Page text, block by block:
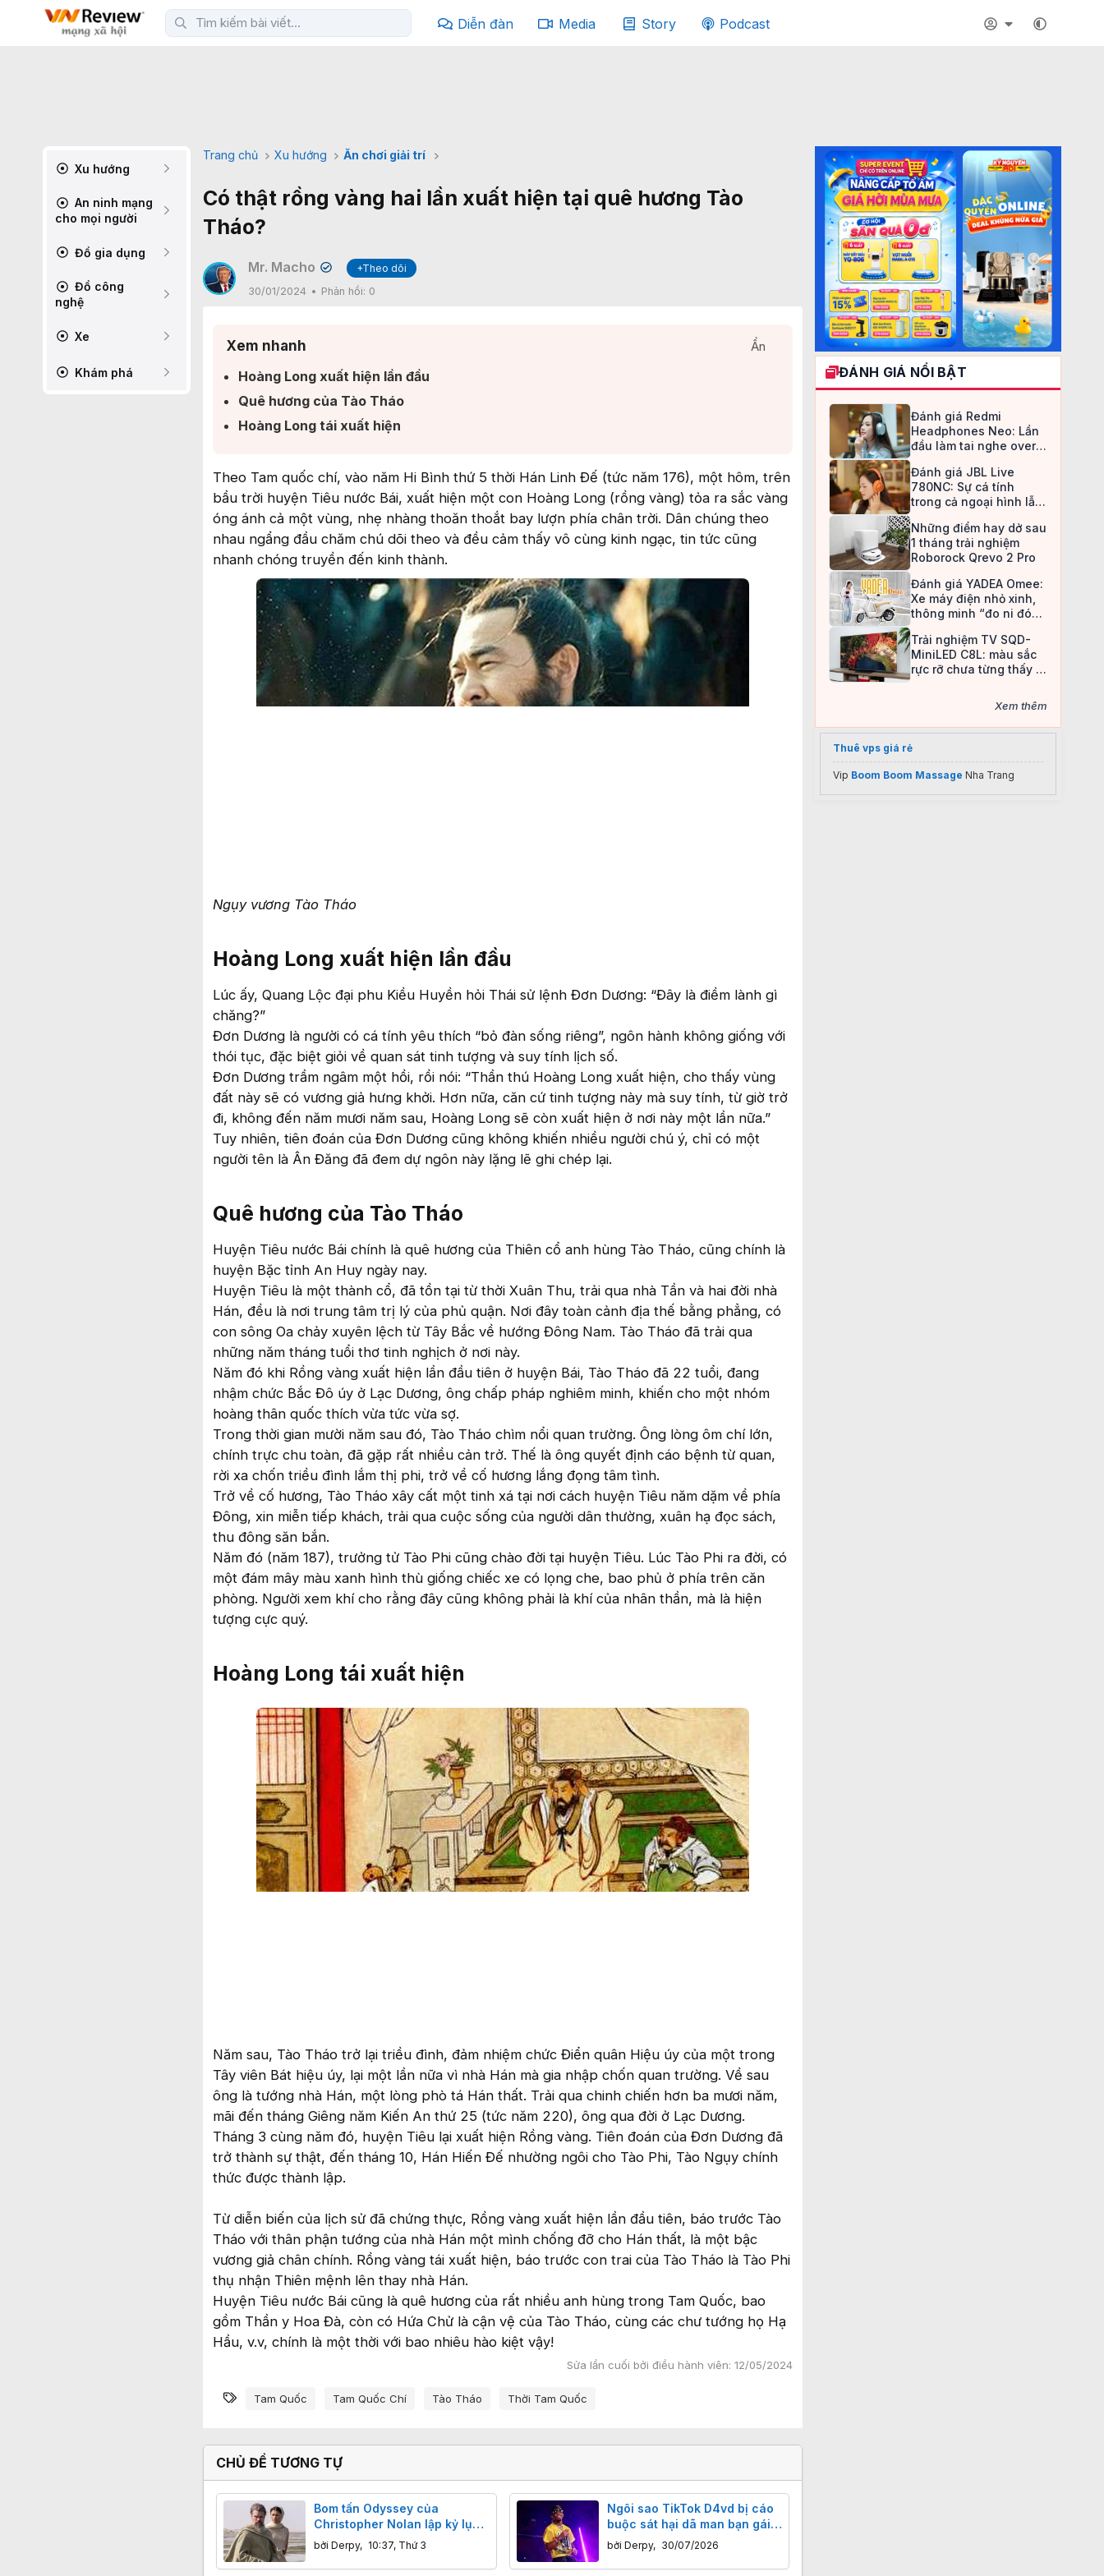
Diễn đàn Media Story Podcast
Xu hướng
An ninh mạng
cho mọi người
Đồ gia dụng
Đồ công
nghệ
Xe
Khám phá
Trang chủ Xu hướng Ăn chơi giải trí
Có thật rồng vàng hai lần xuất hiện tại quê hương Tào
Tháo?
Mr. Macho ✔
+Theo dõi
30/01/2024
Phản hồi: 0
Xem nhanh Ẩn
Hoàng Long xuất hiện lần đầu​
Quê hương của Tào Tháo​
Hoàng Long tái xuất hiện​
Theo Tam quốc chí, vào năm Hi Bình thứ 5 thời Hán Linh Đế (tức năm 176), một hôm, trên
bầu trời huyện Tiêu nước Bái, xuất hiện một con Hoàng Long (rồng vàng) tỏa ra sắc vàng
óng ánh cả một vùng, nhẹ nhàng thoăn thoắt bay lượn phía chân trời. Dân chúng theo
nhau ngẩng đầu chăm chú dõi theo và đều cảm thấy vô cùng kinh ngạc, tin tức cũng
nhanh chóng truyền đến kinh thành.
Ngụy vương Tào Tháo
Hoàng Long xuất hiện lần đầu
Lúc ấy, Quang Lộc đại phu Kiều Huyền hỏi Thái sử lệnh Đơn Dương: “Đây là điềm lành gì
chăng?”
Đơn Dương là người có cá tính yêu thích “bỏ đàn sống riêng”, ngôn hành không giống với
thói tục, đặc biệt giỏi về quan sát tinh tượng và suy tính lịch số.
Đơn Dương trầm ngâm một hồi, rồi nói: “Thần thú Hoàng Long xuất hiện, cho thấy vùng
đất này sẽ có vương giả hưng khởi. Hơn nữa, căn cứ tinh tượng này mà suy tính, từ giờ trở
đi, không đến năm mươi năm sau, Hoàng Long sẽ còn xuất hiện ở nơi này một lần nữa.”
Tuy nhiên, tiên đoán của Đơn Dương cũng không khiến nhiều người chú ý, chỉ có một
người tên là Ân Đăng đã đem dự ngôn này lặng lẽ ghi chép lại.
Quê hương của Tào Tháo
Huyện Tiêu nước Bái chính là quê hương của Thiên cổ anh hùng Tào Tháo, cũng chính là
huyện Bặc tỉnh An Huy ngày nay.
Huyện Tiêu là một thành cổ, đã tồn tại từ thời Xuân Thu, trải qua nhà Tần và hai đời nhà
Hán, đều là nơi trung tâm trị lý của phủ quận. Nơi đây toàn cảnh địa thế bằng phẳng, có
con sông Oa chảy xuyên lệch từ Tây Bắc về hướng Đông Nam. Tào Tháo đã trải qua
những năm tháng tuổi thơ tinh nghịch ở nơi này.
Năm đó khi Rồng vàng xuất hiện lần đầu tiên ở huyện Bái, Tào Tháo đã 22 tuổi, đang
nhậm chức Bắc Đô úy ở Lạc Dương, ông chấp pháp nghiêm minh, khiến cho một nhóm
hoàng thân quốc thích vừa tức vừa sợ.
Trong thời gian mười năm sau đó, Tào Tháo chìm nổi quan trường. Ông lòng ôm chí lớn,
chính trực chu toàn, đã gặp rất nhiều cản trở. Thế là ông quyết định cáo bệnh từ quan,
rời xa chốn triều đình lắm thị phi, trở về cố hương lắng đọng tâm tình.
Trở về cố hương, Tào Tháo xây cất một tinh xá tại nơi cách huyện Tiêu năm dặm về phía
Đông, xin miễn tiếp khách, trải qua cuộc sống của người dân thường, xuân hạ đọc sách,
thu đông săn bắn.
Năm đó (năm 187), trưởng tử Tào Phi cũng chào đời tại huyện Tiêu. Lúc Tào Phi ra đời, có
một đám mây màu xanh hình thù giống chiếc xe có lọng che, bao phủ ở phía trên căn
phòng. Người xem khí cho rằng đây cũng không phải là khí của nhân thần, mà là hiện
tượng cực quý.
Hoàng Long tái xuất hiện
Năm sau, Tào Tháo trở lại triều đình, đảm nhiệm chức Điển quân Hiệu úy của một trong
Tây viên Bát hiệu úy, lại một lần nữa vì nhà Hán mà gia nhập chốn quan trường. Về sau
ông là tướng nhà Hán, một lòng phò tá Hán thất. Trải qua chinh chiến hơn ba mươi năm,
mãi đến tháng Giêng năm Kiến An thứ 25 (tức năm 220), ông qua đời ở Lạc Dương.
Tháng 3 cùng năm đó, huyện Tiêu lại xuất hiện Rồng vàng. Tiên đoán của Đơn Dương đã
trở thành sự thật, đến tháng 10, Hán Hiến Đế nhường ngôi cho Tào Phi, Tào Ngụy chính
thức được thành lập.
Từ diễn biến của lịch sử đã chứng thực, Rồng vàng xuất hiện lần đầu tiên, báo trước Tào
Tháo với thân phận tướng của nhà Hán một mình chống đỡ cho Hán thất, là một bậc
vương giả chân chính. Rồng vàng tái xuất hiện, báo trước con trai của Tào Tháo là Tào Phi
thụ nhận Thiên mệnh lên thay nhà Hán.
Huyện Tiêu nước Bái cũng là quê hương của rất nhiều anh hùng trong Tam Quốc, bao
gồm Thần y Hoa Đà, còn có Hứa Chử là cận vệ của Tào Tháo, cùng các chư tướng họ Hạ
Hầu, v.v, chính là một thời với bao nhiêu hào kiệt vậy!
Sửa lần cuối bởi điều hành viên: 12/05/2024
Từ khóa
Tam Quốc Tam Quốc Chí Tào Tháo Thời Tam Quốc
CHỦ ĐỀ TƯƠNG TỰ
Bom tấn Odyssey của
Christopher Nolan lập kỷ lục
doanh thu mở màn 264,1 triệu
bởi Derpy, 10:37, Thứ 3
Ngôi sao TikTok D4vd bị cáo
buộc sát hại dã man bạn gái
tuổi teen bằng cưa máy
bởi Derpy, 30/07/2026
ĐÁNH GIÁ NỔI BẬT
Đánh giá Redmi
Headphones Neo: Lần
đầu làm tai nghe over-
an toàn
Đánh giá JBL Live
780NC: Sự cá tính
trong cả ngoại hình lẫn
Những điểm hay dở sau
1 tháng trải nghiệm
Roborock Qrevo 2 Pro
Đánh giá YADEA Omee:
Xe máy điện nhỏ xinh,
thông minh “đo ni đóng
Trải nghiệm TV SQD-
MiniLED C8L: màu sắc
rực rỡ chưa từng thấy ở
Xem thêm
Thuê vps giá rẻ
Vip Boom Boom Massage Nha Trang